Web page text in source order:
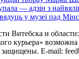
— адзін з
у музеі пад
Витебска и
курьера»
E-mail: